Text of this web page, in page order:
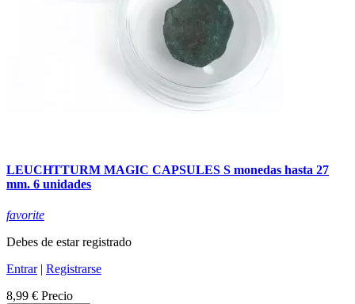
LEUCHTTURM MAGIC CAPSULES S monedas hasta 27
mm. 6 unidades
favorite
Debes de estar registrado
Entrar| Registrarse
8,99 € Precio